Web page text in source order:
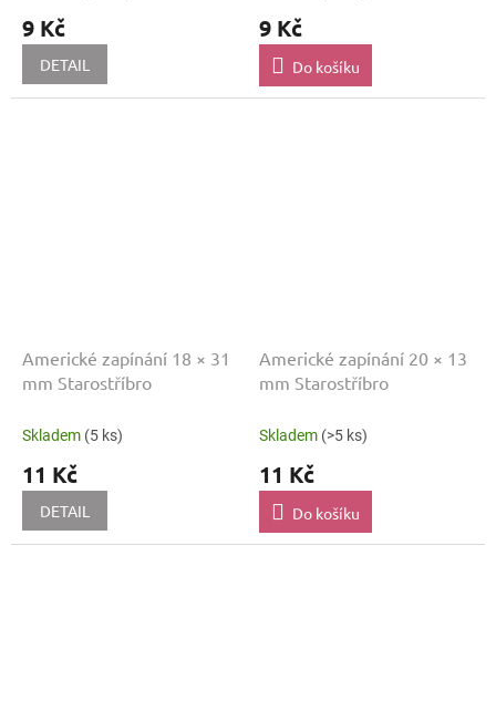
9 Kč
DETAIL
9 Kč
Do košíku
Americké zapínání 18 × 31
mm Starostříbro
Skladem (5 ks)
11 Kč
DETAIL
Americké zapínání 20 × 13
mm Starostříbro
Skladem (>5 ks)
11 Kč
Do košíku